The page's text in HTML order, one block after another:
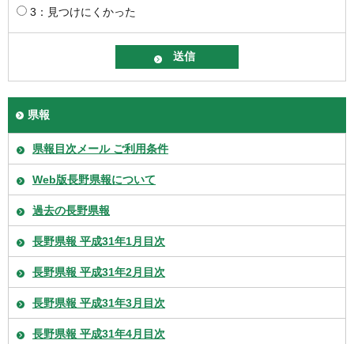
3：見つけにくかった
県報
県報目次メール ご利用条件
Web版長野県報について
過去の長野県報
長野県報 平成31年1月目次
長野県報 平成31年2月目次
長野県報 平成31年3月目次
長野県報 平成31年4月目次